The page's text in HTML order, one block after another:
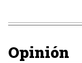
Opinión